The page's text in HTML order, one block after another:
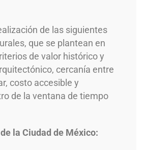
de las siguientes
que se plantean en
de valor histórico y
cercanía entre
costo accesible y
de la ventana de tiempo
la Ciudad de México: